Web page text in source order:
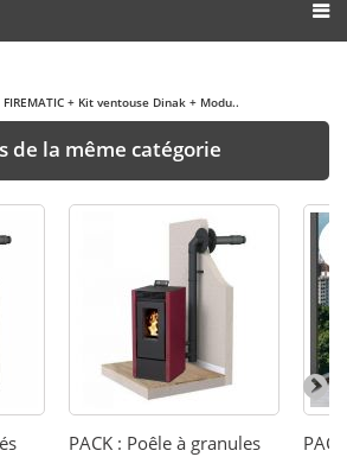
+ Kit ventouse Dinak + Modu..
de la même catégorie
PACK : Poêle à granules